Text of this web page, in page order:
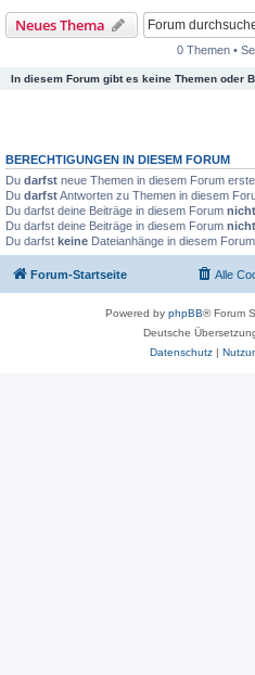
Neues Thema
0 Themen •
In diesem Forum gibt es keine Themen oder
BERECHTIGUNGEN IN DIESEM FORUM
Du darfst neue Themen in diesem Forum
Du darfstAntworten zu Themen in diesem
Du darfst deine Beiträge in diesem Forum nicht
Du darfst deine Beiträge in diesem Forum nicht
Du darfst keine Dateianhänge in diesem
Forum-Startseite Alle
Powered by phpBB® Forum
Deutsche
Datenschutz|